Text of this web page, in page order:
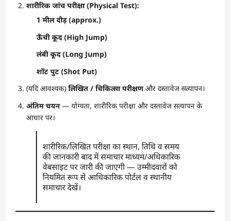
शारीरिक जांच परीक्षा (Physical Test):
1 मील दौड़ (approx.)
ऊँची कूद (High Jump)
लंबी कूद (Long Jump)
शॉट पुट (Shot Put)
(यदि आवश्यक) लिखित / चिकित्सा परीक्षणऔर दस्तावेज सत्यापन।
अंतिम चयन — योग्यता, शारीरिक परीक्षा और दस्तावेज सत्यापन के
आधार पर।
शारीरिक/लिखित परीक्षा का स्थान, तिथि व समय
की जानकारी बाद में समाचार माध्यम/अधिकारिक
वेबसाइट पर जारी की जाएगी — उम्मीदवारों को
नियमित रूप से आधिकारिक पोर्टल व स्थानीय
समाचार देखें।